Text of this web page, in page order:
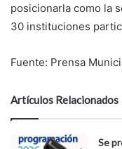
posicionarla como la
30 instituciones
Fuente: Prensa
Artículos Relacionados
Se